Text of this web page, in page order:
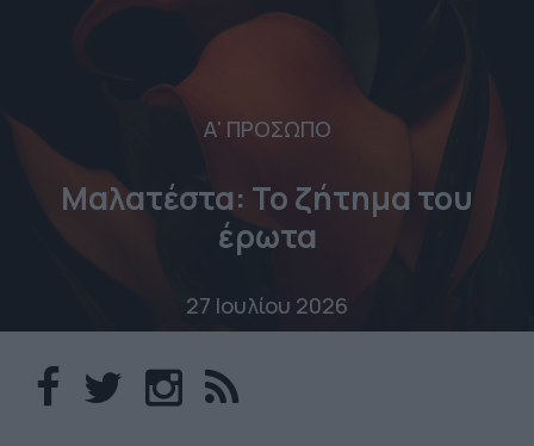
Α' ΠΡΟΣΩΠΟ
Μαλατέστα: Το ζήτημα του
έρωτα
27 Ιουλίου 2026